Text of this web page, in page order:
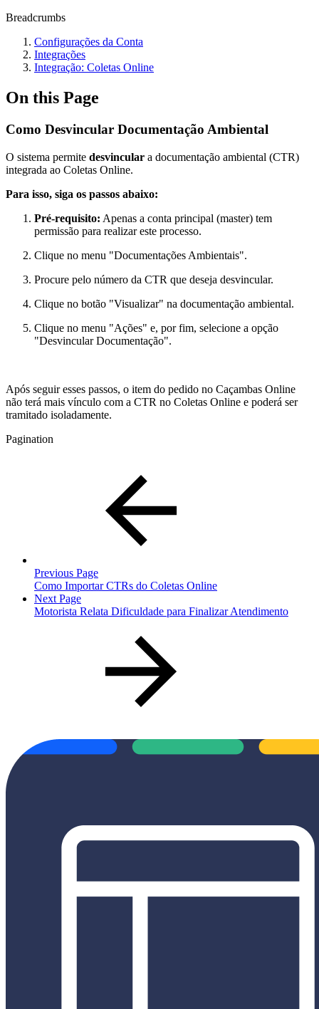
Breadcrumbs
Configurações da Conta
Integrações
Integração: Coletas Online
On this Page
Como Desvincular Documentação Ambiental
O sistema permite desvincular a documentação ambiental (CTR)
integrada ao Coletas Online.
Para isso, siga os passos abaixo:
Pré-requisito: Apenas a conta principal (master) tem
permissão para realizar este processo.
Clique no menu "Documentações Ambientais".
Procure pelo número da CTR que deseja desvincular.
Clique no botão "Visualizar" na documentação ambiental.
Clique no menu "Ações" e, por fim, selecione a opção
"Desvincular Documentação".
Após seguir esses passos, o item do pedido no Caçambas Online
não terá mais vínculo com a CTR no Coletas Online e poderá ser
tramitado isoladamente.
Pagination
Previous Page
Como Importar CTRs do Coletas Online
Next Page
Motorista Relata Dificuldade para Finalizar Atendimento